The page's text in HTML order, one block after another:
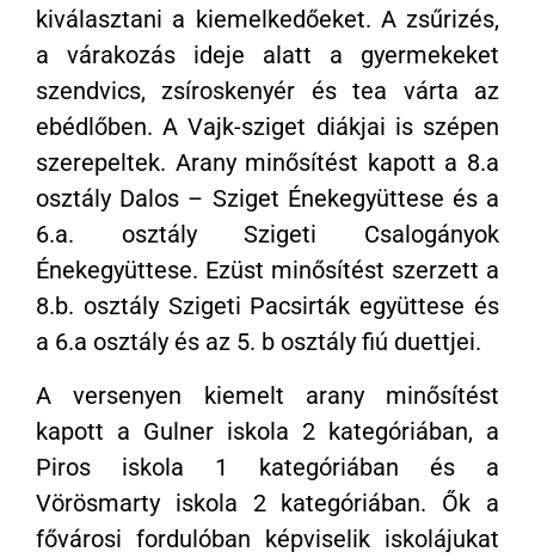
kiválasztani a kiemelkedőeket. A zsűrizés,
a várakozás ideje alatt a gyermekeket
szendvics, zsíroskenyér és tea várta az
ebédlőben. A Vajk-sziget diákjai is szépen
szerepeltek. Arany minősítést kapott a 8.a
osztály Dalos – Sziget Énekegyüttese és a
6.a. osztály Szigeti Csalogányok
Énekegyüttese. Ezüst minősítést szerzett a
8.b. osztály Szigeti Pacsirták együttese és
a 6.a osztály és az 5. b osztály fiú duettjei.
A versenyen kiemelt arany minősítést
kapott a Gulner iskola 2 kategóriában, a
Piros iskola 1 kategóriában és a
Vörösmarty iskola 2 kategóriában. Ők a
fővárosi fordulóban képviselik iskolájukat